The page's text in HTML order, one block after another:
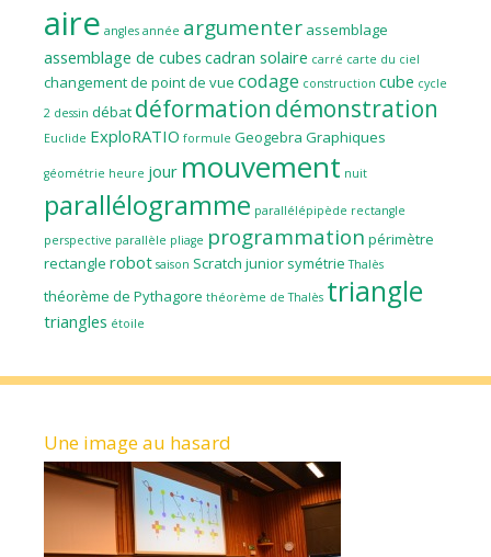
aire angles année argumenter assemblage
assemblage de cubes cadran solaire carré carte du ciel
changement de point de vue codage construction cube cycle
2 dessin débat déformation démonstration
Euclide ExploRATIO formule Geogebra Graphiques
géométrie heure jour mouvement nuit
parallélogramme parallélépipède rectangle
perspective parallèle pliage programmation périmètre
rectangle robot saison Scratch junior symétrie Thalès
théorème de Pythagore théorème de Thalès triangle
triangles étoile
Une image au hasard